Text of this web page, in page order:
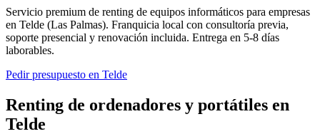
Servicio premium de renting de equipos informáticos para empresas
en Telde (Las Palmas). Franquicia local con consultoría previa,
soporte presencial y renovación incluida. Entrega en 5-8 días
laborables.
Pedir presupuesto en Telde
Renting de ordenadores y portátiles en
Telde